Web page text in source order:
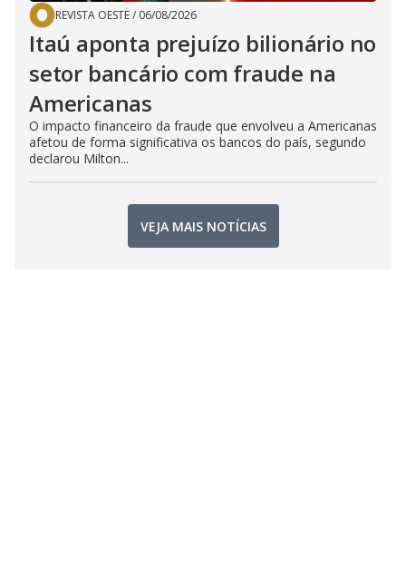
REVISTA OESTE/ 06/08/2026
Itaú aponta prejuízo bilionário no
setor bancário com fraude na
Americanas
O impacto financeiro da fraude que envolveu a Americanas
afetou de forma significativa os bancos do país, segundo
declarou Milton...
VEJA MAIS NOTÍCIAS